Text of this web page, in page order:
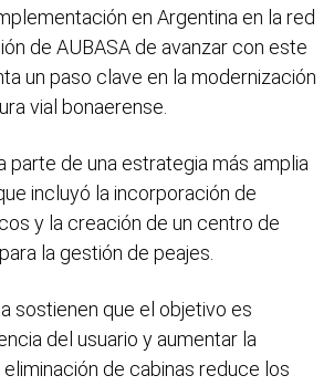
en Argentina en la red
de AUBASA de avanzar con este
un paso clave en la modernización
vial bonaerense.
parte de una estrategia más amplia
incluyó la incorporación de
y la creación de un centro de
la gestión de peajes.
sostienen que el objetivo es
del usuario y aumentar la
eliminación de cabinas reduce los